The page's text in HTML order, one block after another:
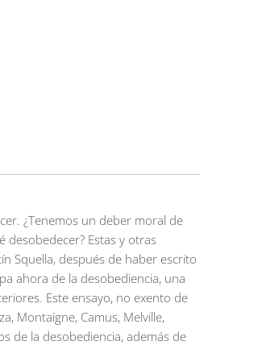
¿Tenemos un deber moral de
desobedecer? Estas y otras
Squella, después de haber escrito
ahora de la desobediencia, una
Este ensayo, no exento de
Montaigne, Camus, Melville,
de la desobediencia, además de